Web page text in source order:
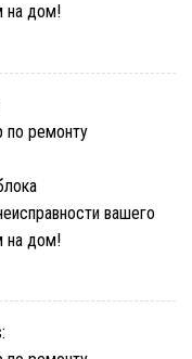
на дом!
по ремонту
вашего
на дом!